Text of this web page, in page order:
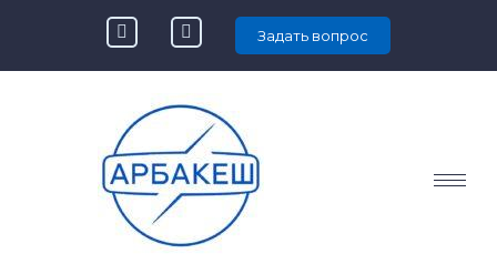
Задать вопрос